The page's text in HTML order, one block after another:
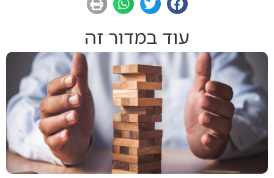
עוד במדור זה